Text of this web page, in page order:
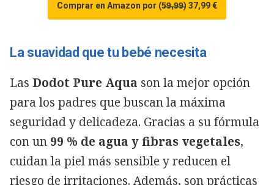
Comprar en Amazon por (5̶9̶,̶9̶9̶) 37,99 €
La suavidad que tu bebé necesita
Las Dodot Pure Aqua son la mejor opción
para los padres que buscan la máxima
seguridad y delicadeza. Gracias a su fórmula
con un 99 % de agua y fibras vegetales,
cuidan la piel más sensible y reducen el
riesgo de irritaciones. Además, son prácticas